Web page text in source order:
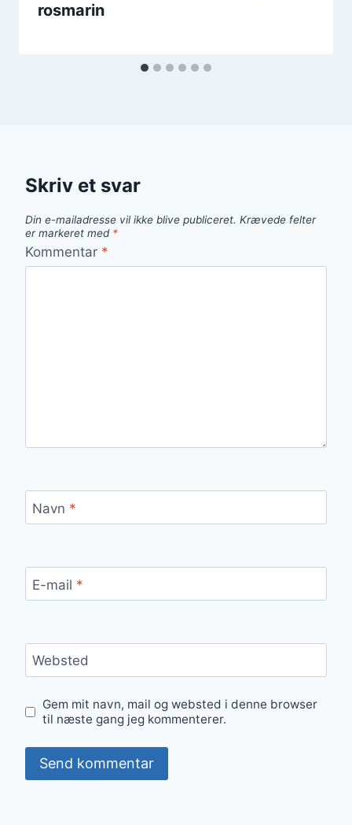
rosmarin
Skriv et svar
Din e-mailadresse vil ikke blive publiceret. Krævede felter
er markeret med *
Kommentar *
Navn *
E-mail *
Websted
Gem mit navn, mail og websted i denne browser
til næste gang jeg kommenterer.